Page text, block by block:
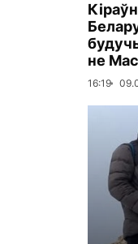
не
16:19